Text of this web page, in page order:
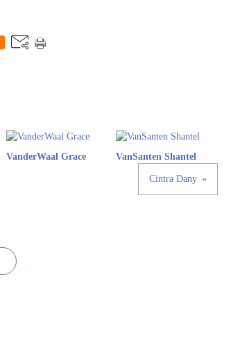
VanderWaal Grace VanSanten Shantel
Cintra Dany